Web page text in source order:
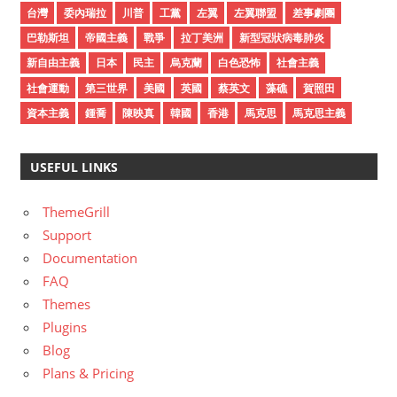
e
s
台灣 委內瑞拉 川普 工黨 左翼 左翼聯盟
差事劇團
巴勒斯坦
帝國主義 戰爭 拉丁美洲
新型冠狀病毒肺炎
新自由主義
日本 民主 烏克蘭 白色恐怖
社會主義
社會運動
第三世界 美國 英國 蔡英文 藻礁
賀照田
資本主義
鍾喬 陳映真 韓國 香港 馬克思 馬克思主義
USEFUL LINKS
ThemeGrill
Support
Documentation
FAQ
Themes
Plugins
Blog
Plans & Pricing